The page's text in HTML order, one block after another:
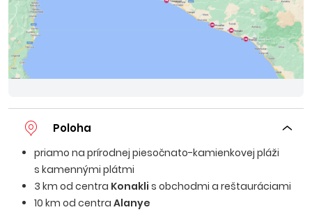
Poloha
priamo na prírodnej piesočnato-kamienkovej pláži
s kamennými plátmi
3 km od centra Konakli s obchodmi a reštauráciami
10 km od centra Alanye